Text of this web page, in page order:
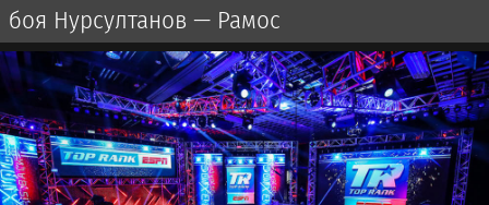
боя Нурсултанов — Рамос